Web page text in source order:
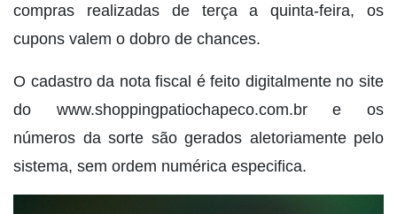
compras realizadas de terça a quinta-feira, os
cupons valem o dobro de chances.
O cadastro da nota fiscal é feito digitalmente no site
do www.shoppingpatiochapeco.com.br e os
números da sorte são gerados aletoriamente pelo
sistema, sem ordem numérica especifica.